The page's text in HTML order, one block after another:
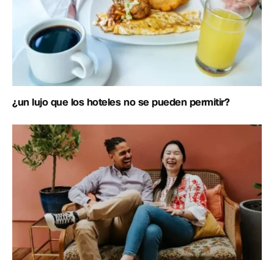
¿un lujo que los hoteles no se pueden permitir?